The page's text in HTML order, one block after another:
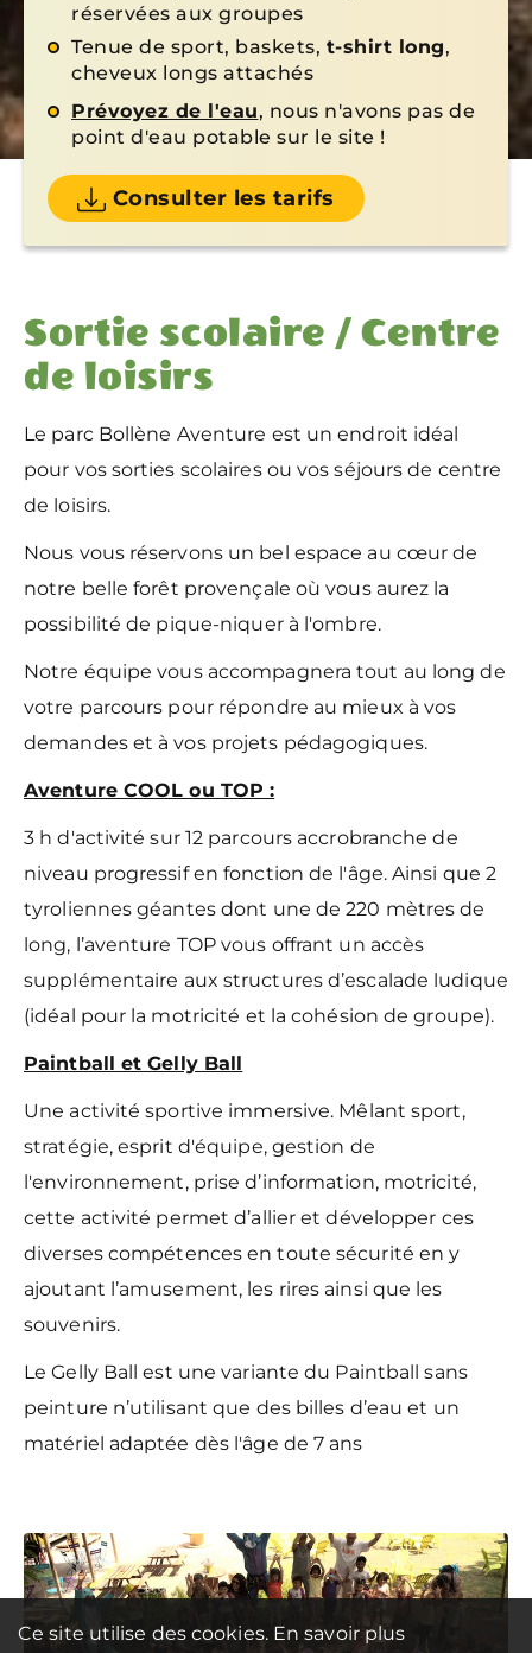
Sortie scolaire / Centre
de loisirs
Le parc Bollène Aventure est un endroit idéal
pour vos sorties scolaires ou vos séjours de centre
de loisirs.
Nous vous réservons un bel espace au cœur de
notre belle forêt provençale où vous aurez la
possibilité de pique-niquer à l'ombre.
Notre équipe vous accompagnera tout au long de
votre parcours pour répondre au mieux à vos
demandes et à vos projets pédagogiques.
Aventure COOL ou TOP :
3 h d'activité sur 12 parcours accrobranche de
niveau progressif en fonction de l'âge. Ainsi que 2
tyroliennes géantes dont une de 220 mètres de
long, l’aventure TOP vous offrant un accès
supplémentaire aux structures d’escalade ludique
(idéal pour la motricité et la cohésion de groupe).
Paintball et Gelly Ball
Une activité sportive immersive. Mêlant sport,
stratégie, esprit d'équipe, gestion de
l'environnement, prise d’information, motricité,
cette activité permet d’allier et développer ces
diverses compétences en toute sécurité en y
ajoutant l’amusement, les rires ainsi que les
souvenirs.
Le Gelly Ball est une variante du Paintball sans
peinture n’utilisant que des billes d’eau et un
matériel adaptée dès l'âge de 7 ans
réservées aux groupes
Tenue de sport, baskets, t-shirt long,
cheveux longs attachés
Prévoyez de l'eau, nous n'avons pas de
point d'eau potable sur le site !
Consulter les tarifs
Ce site utilise des cookies. En savoir plus